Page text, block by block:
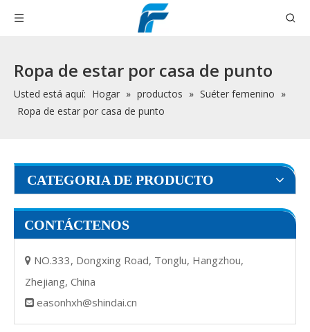
Ropa de estar por casa de punto
Usted está aquí: Hogar » productos » Suéter femenino »
Ropa de estar por casa de punto
CATEGORIA DE PRODUCTO
CONTÁCTENOS
 NO.333, Dongxing Road, Tonglu, Hangzhou,
Zhejiang, China
 easonhxh@shindai.cn